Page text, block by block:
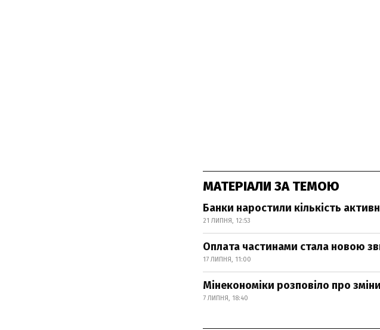
МАТЕРІАЛИ ЗА ТЕМОЮ
Банки наростили кількість
21 ЛИПНЯ, 12:53
Оплата частинами стала новою
17 ЛИПНЯ, 11:00
Мінекономіки розповіло про
7 ЛИПНЯ, 18:40